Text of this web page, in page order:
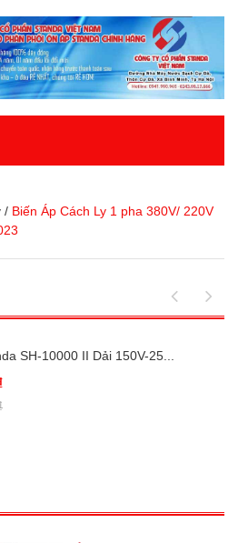
/ Biến Áp Cách Ly 1 pha 380V/ 220V
SH-10000 II Dải 150V-25...